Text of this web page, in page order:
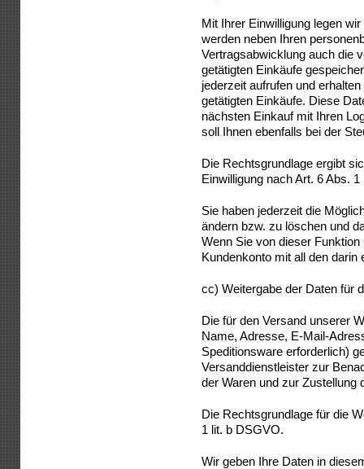
Mit Ihrer Einwilligung legen
werden neben Ihren
Vertragsabwicklung auch die
getätigten Einkäufe
jederzeit aufrufen und
getätigten Einkäufe. Diese
nächsten Einkauf mit Ihren
soll Ihnen ebenfalls bei der
Die Rechtsgrundlage ergibt
Einwilligung nach Art. 6 Abs.
Sie haben jederzeit die
ändern bzw. zu löschen und
Wenn Sie von dieser
Kundenkonto mit all den darin
cc) Weitergabe der Daten für
Die für den Versand unserer
Name, Adresse, E-Mail-
Speditionsware erforderlich)
Versanddienstleister zur
der Waren und zur Zustellung
Die Rechtsgrundlage für die
1 lit. b DSGVO.
Wir geben Ihre Daten in